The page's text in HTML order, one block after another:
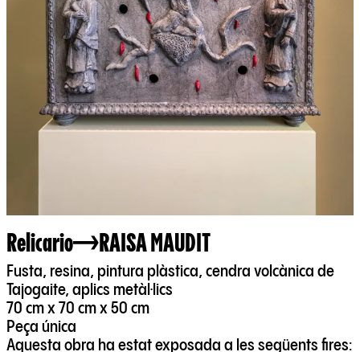
Relicario RAISA MAUDIT
Fusta, resina, pintura plàstica, cendra volcànica de
Tajogaite, aplics metàl·lics
70 cm x 70 cm x 50 cm
Peça única
Aquesta obra ha estat exposada a les següents fires: